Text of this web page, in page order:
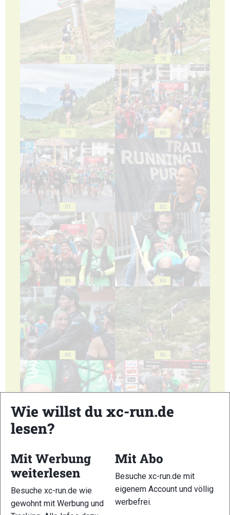
77 78
79 80
81 82
83 84
85 86
89
Wie willst du xc-run.de
lesen?
Mit Werbung
weiterlesen
Besuche xc-run.de wie
gewohnt mit Werbung und
Mit Abo
Besuche xc-run.de mit
eigenem Account und völlig
werbefrei.